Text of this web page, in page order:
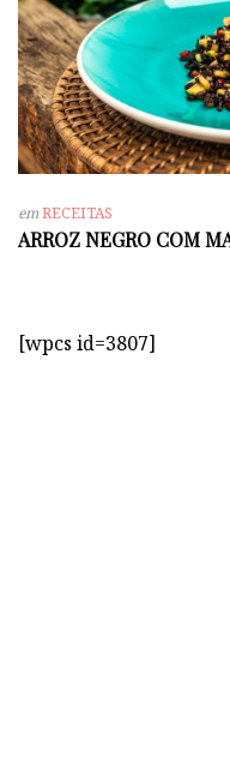
emRECEITAS
ARROZ NEGRO COM
[wpcs id=3807]